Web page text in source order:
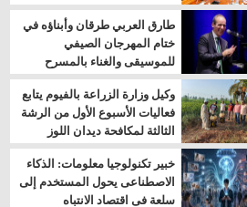
طارق العربي طرقان وأبناؤه في
ختام المهرجان الصيفي
للموسيقى والغناء بالمسرح
المكشوف
وكيل وزارة الزراعة بالفيوم يتابع
فعاليات الأسبوع الأول من الرشة
الثالثة لمكافحة ديدان اللوز
للقطن
خبير تكنولوجيا معلومات: الذكاء
الاصطناعى يحول المستخدم إلى
سلعة فى اقتصاد الانتباه